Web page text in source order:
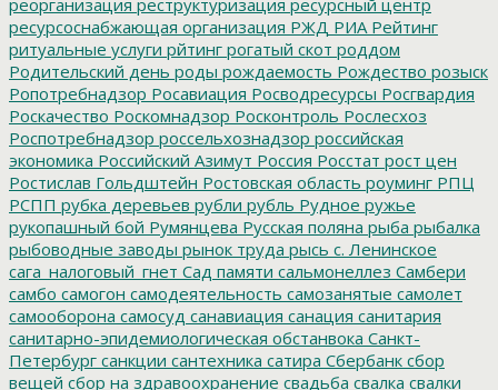
ресурсоснабжающая организация РЖД РИА Рейтинг
ритуальные услуги рйтинг рогатый скот роддом
Родительский день роды рождаемость Рождество розыск
Ропотребнадзор Росавиация Росводресурсы Росгвардия
Роскачество Роскомнадзор Росконтроль Рослесхоз
Роспотребнадзор россельхознадзор российская
экономика Российский Азимут Россия Росстат рост цен
Ростислав Гольдштейн Ростовская область роуминг РПЦ
РСПП рубка деревьев рубли рубль Рудное ружье
рукопашный бой Румянцева Русская поляна рыба рыбалка
рыбоводные заводы рынок труда рысь с. Ленинское
сага_налоговый_гнет Сад памяти сальмонеллез Самбери
самбо самогон самодеятельность самозанятые самолет
самооборона самосуд санавиация санация санитария
санитарно-эпидемиологическая обстанвока Санкт-
Петербург санкции сантехника сатира Сбербанк сбор
вещей сбор на здравоохранение свадьба свалка свалки